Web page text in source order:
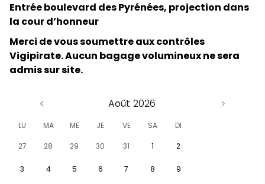
Entrée boulevard des Pyrénées, projection dans
la cour d’honneur
Merci de vous soumettre aux contrôles
Vigipirate. Aucun bagage volumineux ne sera
admis sur site.
Août
LU MA ME JE VE SA DI
27 28 29 30 31 1 2
3 4 5 6 7 8 9